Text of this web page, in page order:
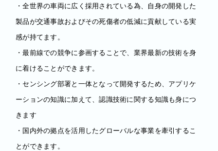
・全世界の車両に広く採用されている為、自身の開発した
製品が交通事故およびその死傷者の低減に貢献している実
感が持てます。
・最前線での競争に参画することで、業界最新の技術を身
に着けることができます。
・センシング部署と一体となって開発するため、アプリケ
ーションの知識に加えて、認識技術に関する知識も身につ
きます
・国内外の拠点を活用したグローバルな事業を牽引するこ
とができます。